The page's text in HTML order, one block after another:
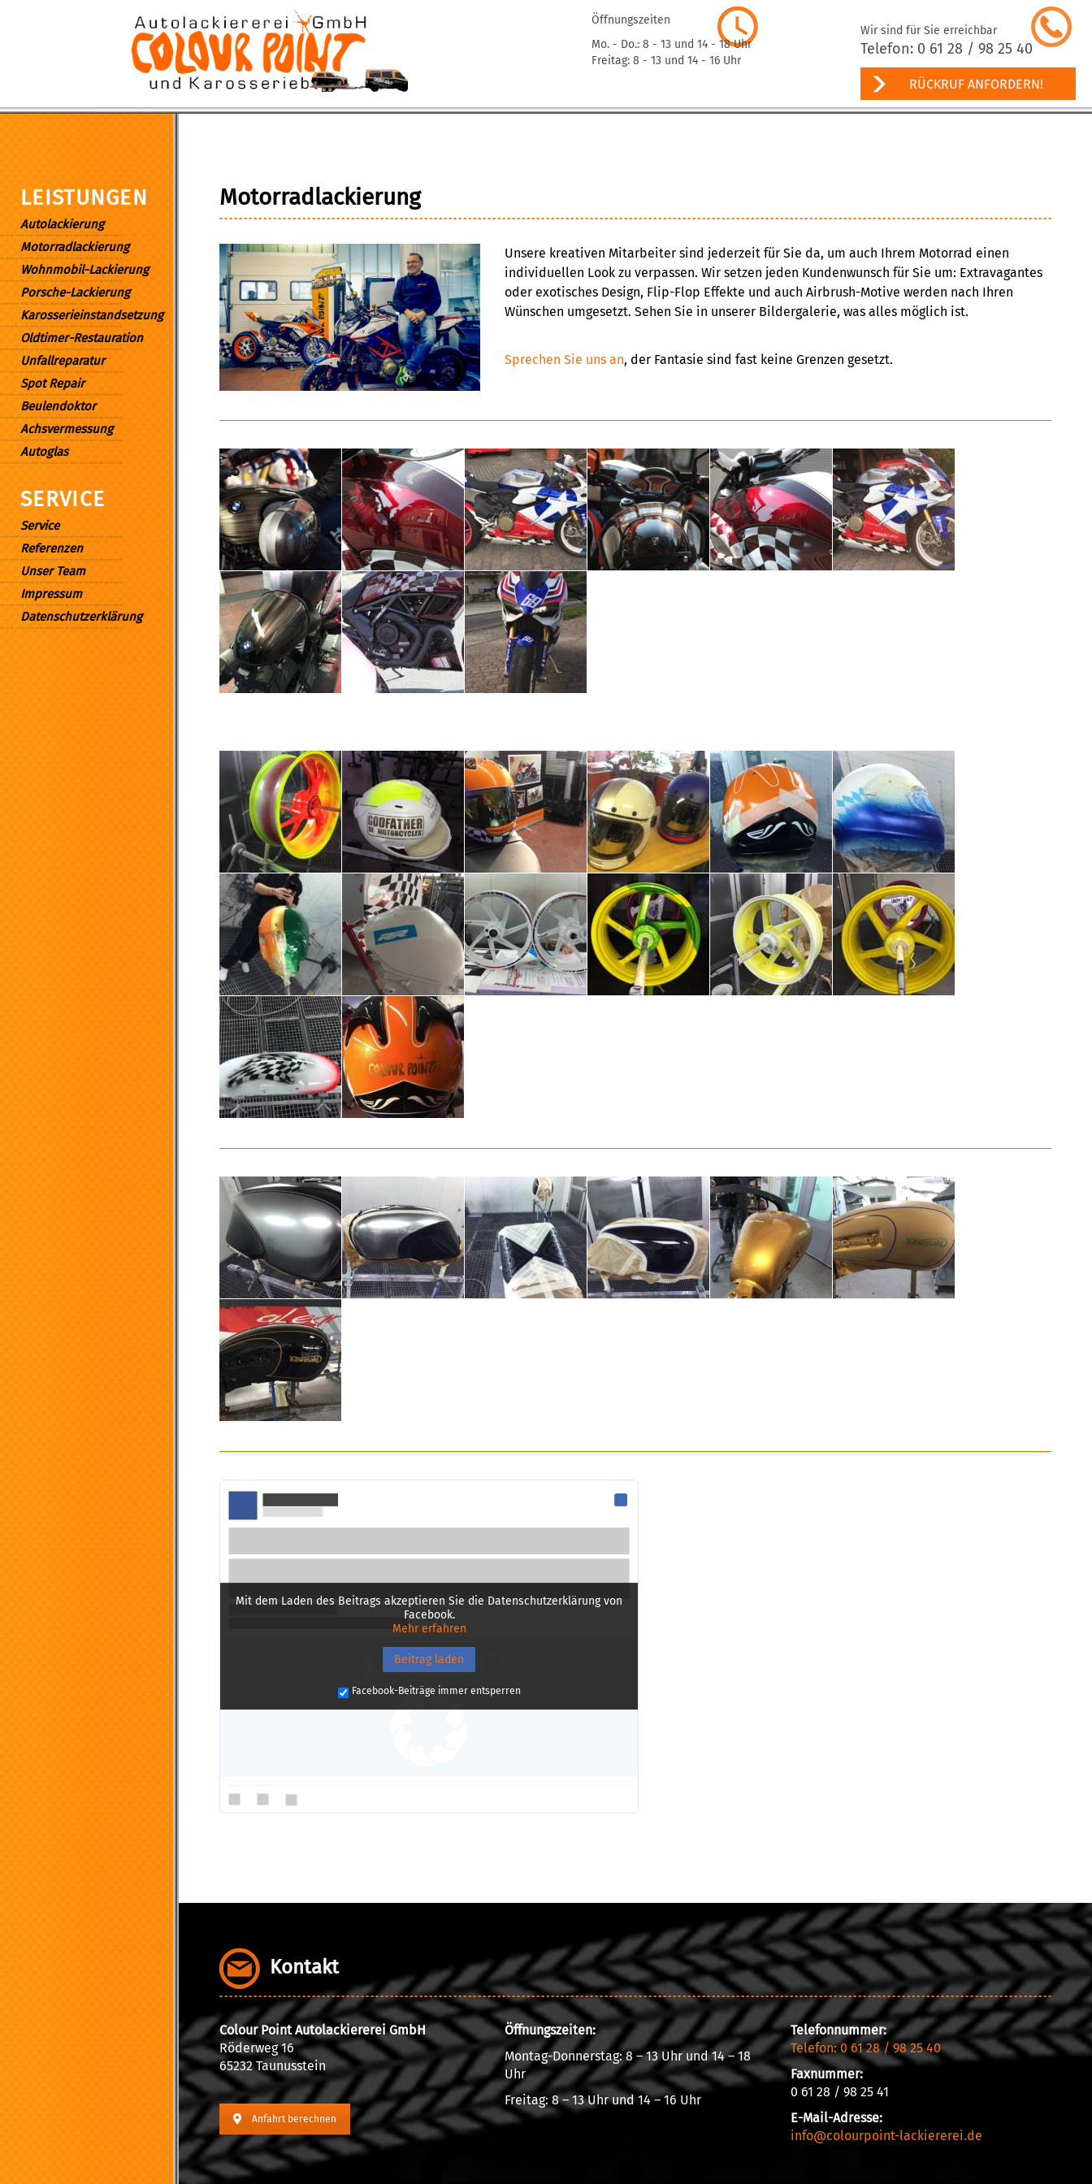
Öffnungszeiten
Mo. - Do.: 8 - 13 und 14 - 18 Uhr
Freitag: 8 - 13 und 14 - 16 Uhr
Wir sind für Sie erreichbar
Telefon: 0 61 28 / 98 25 40
RÜCKRUF ANFORDERN!
LEISTUNGEN
Autolackierung
Motorradlackierung
Wohnmobil-Lackierung
Porsche-Lackierung
Karosserieinstandsetzung
Oldtimer-Restauration
Unfallreparatur
Spot Repair
Beulendoktor
Achsvermessung
Autoglas
SERVICE
Service
Referenzen
Unser Team
Impressum
Datenschutzerklärung
Motorradlackierung
Unsere kreativen Mitarbeiter sind jederzeit für Sie da, um auch Ihrem Motorrad einen
individuellen Look zu verpassen. Wir setzen jeden Kundenwunsch für Sie um: Extravagantes
oder exotisches Design, Flip-Flop Effekte und auch Airbrush-Motive werden nach Ihren
Wünschen umgesetzt. Sehen Sie in unserer Bildergalerie, was alles möglich ist.
Sprechen Sie uns an, der Fantasie sind fast keine Grenzen gesetzt.
Mit dem Laden des Beitrags akzeptieren Sie die Datenschutzerklärung von
Facebook.
Mehr erfahren
Beitrag laden
Facebook-Beiträge immer entsperren
Kontakt
Colour Point Autolackiererei GmbH
Röderweg 16
65232 Taunusstein
Anfahrt berechnen
Öffnungszeiten:
Montag-Donnerstag: 8 – 13 Uhr und 14 – 18
Uhr
Freitag: 8 – 13 Uhr und 14 – 16 Uhr
Telefonnummer:
Telefon: 0 61 28 / 98 25 40
Faxnummer:
0 61 28 / 98 25 41
E-Mail-Adresse:
info@colourpoint-lackiererei.de